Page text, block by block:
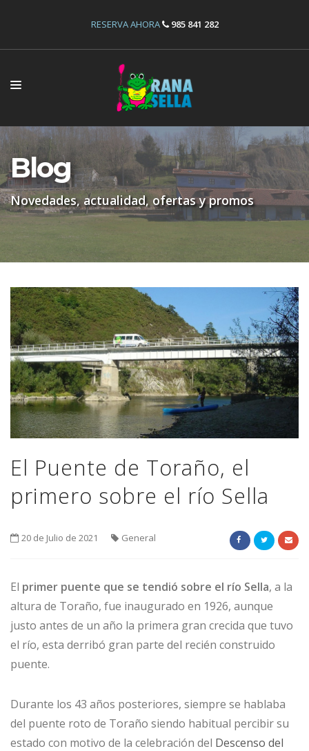
RESERVA AHORA 985 841 282
INICIO
ACTIVIDADES
INSTALACIONES
OFERTAS
RESERVAS
NOSOTROS
CONTÁCTANOS
Blog
Novedades, actualidad, ofertas y promos
El Puente de Toraño, el
primero sobre el río Sella
20 de Julio de 2021 General
El primer puente que se tendió sobre el río Sella, a la
altura de Toraño, fue inaugurado en 1926, aunque
justo antes de un año la primera gran crecida que tuvo
el río, esta derribó gran parte del recién construido
puente.
Durante los 43 años posteriores, siempre se hablaba
del puente roto de Toraño siendo habitual percibir su
estado con motivo de la celebración del Descenso del